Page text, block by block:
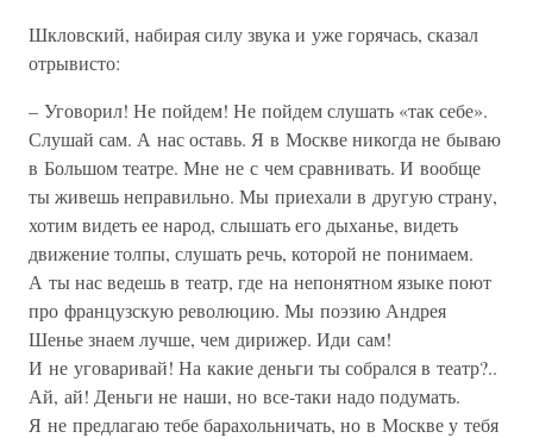
Шкловский, набирая силу звука и уже горячась, сказал
отрывисто:
– Уговорил! Не пойдем! Не пойдем слушать «так себе».
Слушай сам. А нас оставь. Я в Москве никогда не бываю
в Большом театре. Мне не с чем сравнивать. И вообще
ты живешь неправильно. Мы приехали в другую страну,
хотим видеть ее народ, слышать его дыханье, видеть
движение толпы, слушать речь, которой не понимаем.
А ты нас ведешь в театр, где на непонятном языке поют
про французскую революцию. Мы поэзию Андрея
Шенье знаем лучше, чем дирижер. Иди сам!
И не уговаривай! На какие деньги ты собрался в театр?..
Ай, ай! Деньги не наши, но все-таки надо подумать.
Я не предлагаю тебе барахольничать, но в Москве у тебя